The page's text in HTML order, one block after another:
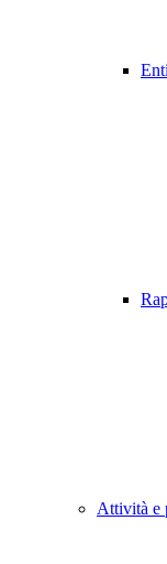
Attività e